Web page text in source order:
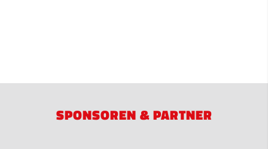
SPONSOREN & PARTNER